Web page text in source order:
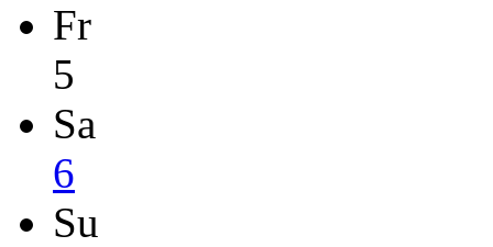
Fr
5
Sa
6
Su